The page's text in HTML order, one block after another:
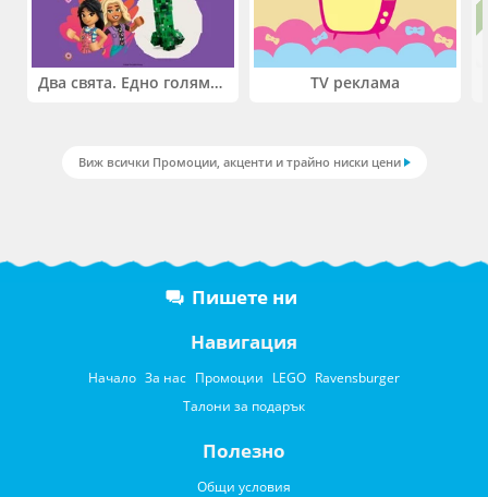
Два свята. Едно голямо приключение. Купи 2 продукта LEGO® Friends и/или LEGO® Minecraft и вземи -27% TV реклама
Виж всички Промоции, акценти и трайно ниски цени
Пишете ни
Навигация
Начало За нас Промоции LEGO Ravensburger
Талони за подарък
Полезно
Общи условия